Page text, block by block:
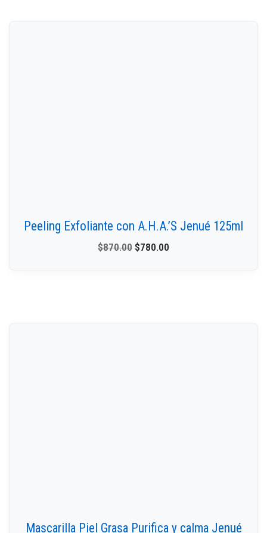
Peeling Exfoliante con A.H.A.’S Jenué 125ml
$870.00 $780.00
Mascarilla Piel Grasa Purifica y calma Jenué